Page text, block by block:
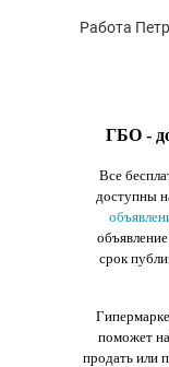
ГБО -
Все
доступны
срок
поможет
продать или
Работа